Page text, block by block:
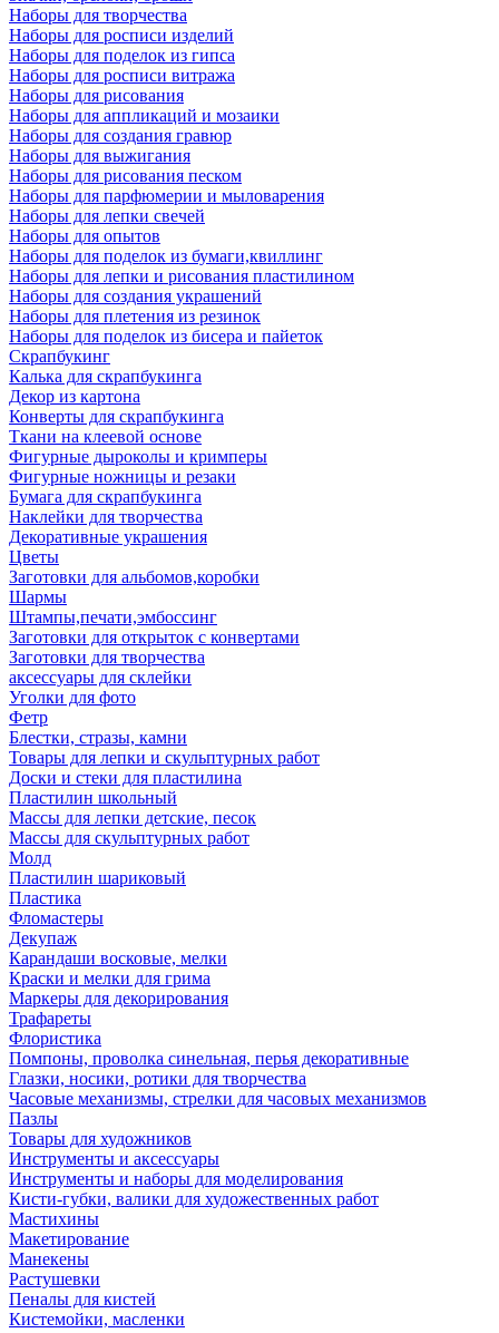
Наборы для творчества
Наборы для росписи изделий
Наборы для поделок из гипса
Наборы для росписи витража
Наборы для рисования
Наборы для аппликаций и мозаики
Наборы для создания гравюр
Наборы для выжигания
Наборы для рисования песком
Наборы для парфюмерии и мыловарения
Наборы для лепки свечей
Наборы для опытов
Наборы для поделок из бумаги,квиллинг
Наборы для лепки и рисования пластилином
Наборы для создания украшений
Наборы для плетения из резинок
Наборы для поделок из бисера и пайеток
Скрапбукинг
Калька для скрапбукинга
Декор из картона
Конверты для скрапбукинга
Ткани на клеевой основе
Фигурные дыроколы и кримперы
Фигурные ножницы и резаки
Бумага для скрапбукинга
Наклейки для творчества
Декоративные украшения
Цветы
Заготовки для альбомов,коробки
Шармы
Штампы,печати,эмбоссинг
Заготовки для открыток с конвертами
Заготовки для творчества
аксессуары для склейки
Уголки для фото
Фетр
Блестки, стразы, камни
Товары для лепки и скульптурных работ
Доски и стеки для пластилина
Пластилин школьный
Массы для лепки детские, песок
Массы для скульптурных работ
Молд
Пластилин шариковый
Пластика
Фломастеры
Декупаж
Карандаши восковые, мелки
Краски и мелки для грима
Маркеры для декорирования
Трафареты
Флористика
Помпоны, проволка синельная, перья декоративные
Глазки, носики, ротики для творчества
Часовые механизмы, стрелки для часовых механизмов
Пазлы
Товары для художников
Инструменты и аксессуары
Инструменты и наборы для моделирования
Кисти-губки, валики для художественных работ
Мастихины
Макетирование
Манекены
Растушевки
Пеналы для кистей
Кистемойки, масленки